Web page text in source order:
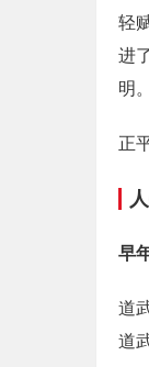
轻
进
明
正
早
道
道